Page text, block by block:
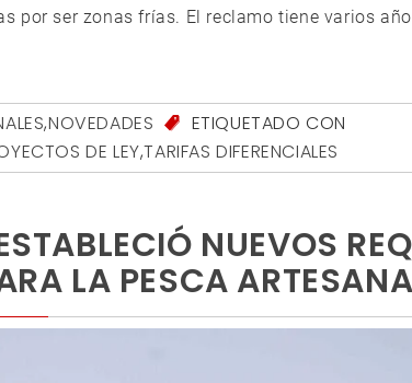
por ser zonas frías. El reclamo tiene varios
,NOVEDADES
ETIQUETADO CON
DE LEY,TARIFAS DIFERENCIALES
NUEVOS
LA PESCA